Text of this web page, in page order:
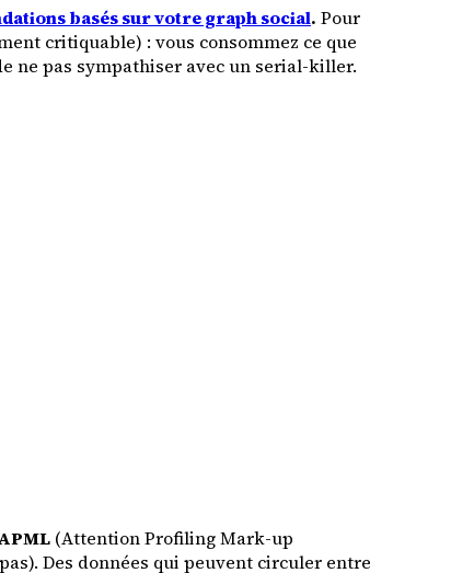
basés sur votre graph social. Pour
critiquable) : vous consommez ce que
ne pas sympathiser avec un serial-killer.
(Attention Profiling Mark-up
pas). Des données qui peuvent circuler entre